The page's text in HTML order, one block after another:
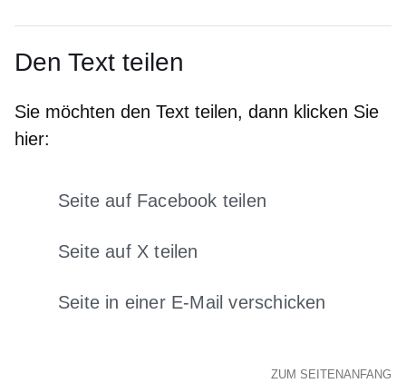
Den Text teilen
Sie möchten den Text teilen, dann klicken Sie
hier:
Seite auf Facebook teilen
Öffnet sich in einem neuen
Seite auf X teilen
Öffnet sich in einem neuen Fenster
Seite in einer E-Mail verschicken
Öffnet sich in einem neuen
ZUM SEITENANFANG